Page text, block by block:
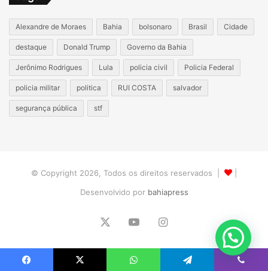
Alexandre de Moraes Bahia bolsonaro Brasil Cidade
destaque Donald Trump Governo da Bahia
Jerônimo Rodrigues Lula policia civil Policia Federal
policia militar politica RUI COSTA salvador
segurança pública stf
© Copyright 2026, Todos os direitos reservados |
Desenvolvido por bahiapress
YouTubeInstagram